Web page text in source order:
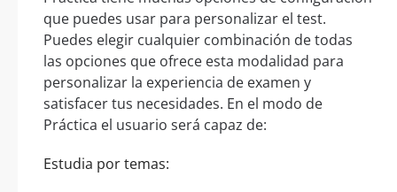
que puedes usar para personalizar el test.
Puedes elegir cualquier combinación de todas
las opciones que ofrece esta modalidad para
personalizar la experiencia de examen y
satisfacer tus necesidades. En el modo de
Práctica el usuario será capaz de:
Estudia por temas: